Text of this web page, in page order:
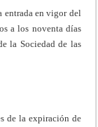
entrada en vigor del
a los noventa días
la Sociedad de las
de la expiración de